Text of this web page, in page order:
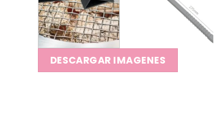
DESCARGAR IMAGENES